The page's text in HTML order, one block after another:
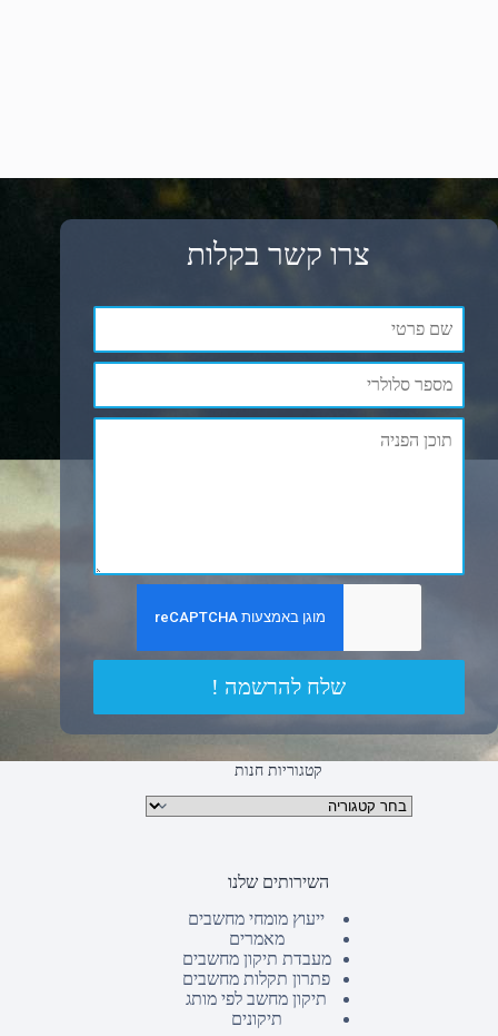
צרו קשר בקלות
שלח להרשמה !
קטגוריות חנות
קטגוריות מוצרים
השירותים שלנו
ייעוץ מומחי מחשבים
מאמרים
מעבדת תיקון מחשבים
פתרון תקלות מחשבים
תיקון מחשב לפי מותג
תיקונים